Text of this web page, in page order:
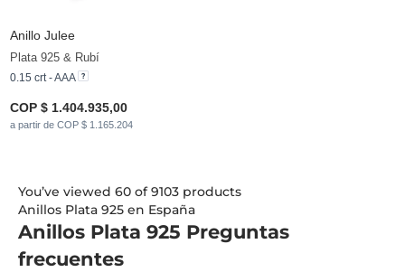
Anillo Julee
Plata 925 & Rubí
0.15 crt - AAA
COP $ 1.404.935,00
a partir de COP $ 1.165.204
You’ve viewed 60 of 9103 products
Anillos Plata 925 en España
Anillos Plata 925 Preguntas
frecuentes